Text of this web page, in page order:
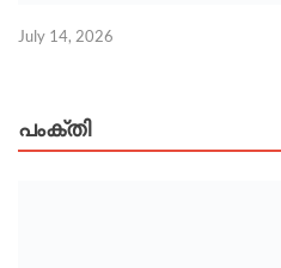
July 14, 2026
പംക്തി